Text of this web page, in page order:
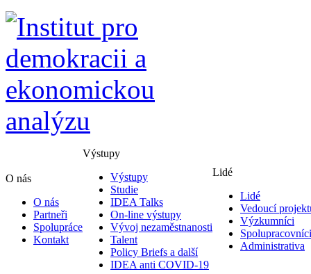
O nás
O nás
Partneři
Spolupráce
Kontakt
Výstupy
Výstupy
Studie
IDEA Talks
On-line výstupy
Vývoj nezaměstnanosti
Talent
Policy Briefs a další
IDEA anti COVID-19
Lidé
Lidé
Vedoucí
Výzkumníci
Spolupracovníci
Administrativa